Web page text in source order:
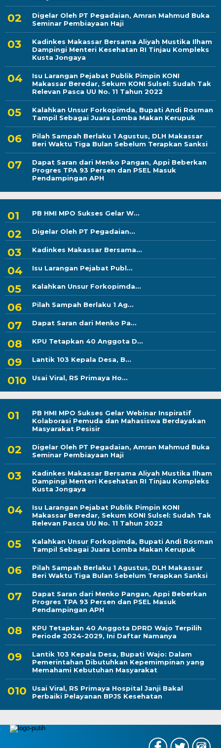
Digelar Oleh PT Pegadaian, Amran Mahmud Buka
Seminar Pembiayaan Haji
Kadinkes Makassar Bersama Aliyah Mustika Ilham
Dampingi Menteri Kesehatan RI Tinjau Kompleks
Kusta Jongaya
Isu Larangan Pejabat Publik Pimpin KONI
Makassar Beredar, Sekum KONI Sulsel: Sudah Tak
Relevan Pasca UU No. 11 Tahun 2022
Kalahkan Unsur Forkopimda, Bupati Andi Rosman
Tampil Sebagai Juara Lomba Makan Kerupuk
Pilah Sampah Berlaku 1 Agustus, DLH Makassar
Beri Waktu Tiga Bulan Sebelum Terapkan Sanksi
Dapat Saran dari Menko Pangan, Appi Beberkan
Progres TPA 93 Persen dan PSEL Masuk
Pendampingan APH
PB HMI MPO Sukses Gelar W...
Digelar Oleh PT Pegadaian...
Kadinkes Makassar Bersama...
Isu Larangan Pejabat Publ...
Kalahkan Unsur Forkopimda...
Pilah Sampah Berlaku 1 Ag...
Dapat Saran dari Menko Pa...
KPU Tetapkan 40 Anggota D...
Lantik 103 Kepala Desa, B...
Usai Viral, RS Primaya Ho...
PB HMI MPO Sukses Gelar Webinar Inspiratif
Kolaborasi Pemuda dan Mahasiswa Berdayakan
Masyarakat Pesisir
Digelar Oleh PT Pegadaian, Amran Mahmud Buka
Seminar Pembiayaan Haji
Kadinkes Makassar Bersama Aliyah Mustika Ilham
Dampingi Menteri Kesehatan RI Tinjau Kompleks
Kusta Jongaya
Isu Larangan Pejabat Publik Pimpin KONI
Makassar Beredar, Sekum KONI Sulsel: Sudah Tak
Relevan Pasca UU No. 11 Tahun 2022
Kalahkan Unsur Forkopimda, Bupati Andi Rosman
Tampil Sebagai Juara Lomba Makan Kerupuk
Pilah Sampah Berlaku 1 Agustus, DLH Makassar
Beri Waktu Tiga Bulan Sebelum Terapkan Sanksi
Dapat Saran dari Menko Pangan, Appi Beberkan
Progres TPA 93 Persen dan PSEL Masuk
Pendampingan APH
KPU Tetapkan 40 Anggota DPRD Wajo Terpilih
Periode 2024-2029, Ini Daftar Namanya
Lantik 103 Kepala Desa, Bupati Wajo: Dalam
Pemerintahan Dibutuhkan Kepemimpinan yang
Memahami Kebutuhan Masyarakat
Usai Viral, RS Primaya Hospital Janji Bakal
Perbaiki Pelayanan BPJS Kesehatan